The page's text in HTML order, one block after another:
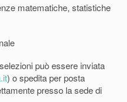
matematiche, statistiche
può essere inviata
) o spedita per posta
presso la sede di